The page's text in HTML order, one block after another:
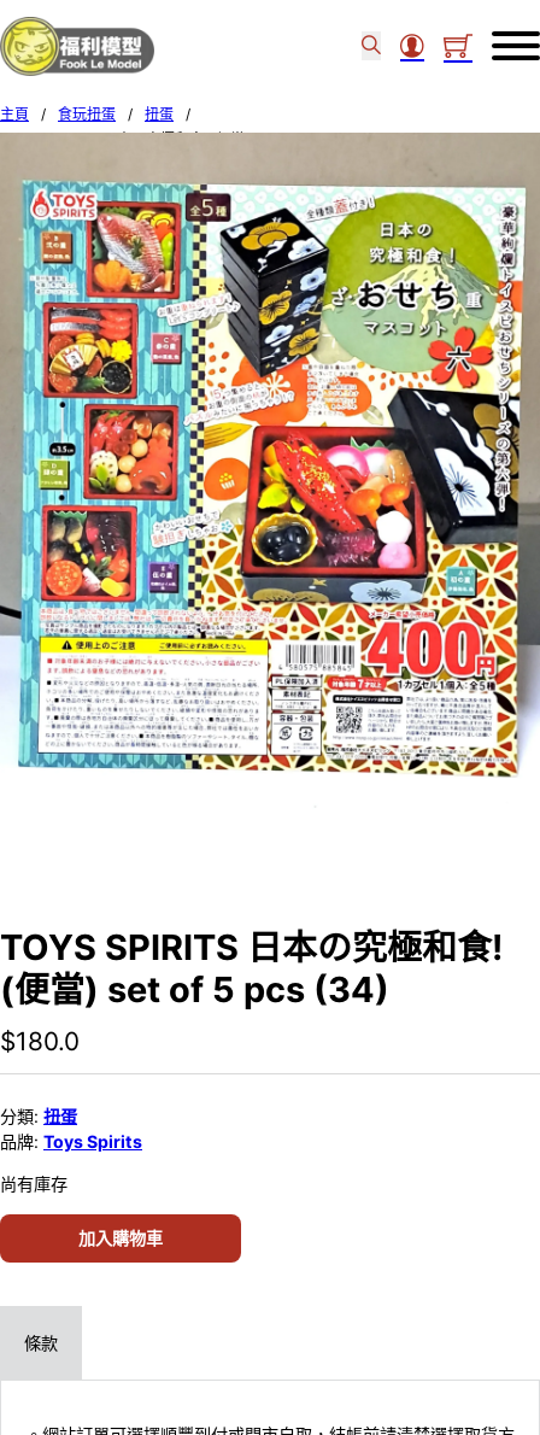
主頁 / 食玩扭蛋 / 扭蛋
/
TOYS SPIRITS 日本の究極和食!
(便當) set of 5 pcs (34)
$180.0
分類: 扭蛋
品牌: Toys Spirits
尚有庫存
加入購物車
條款